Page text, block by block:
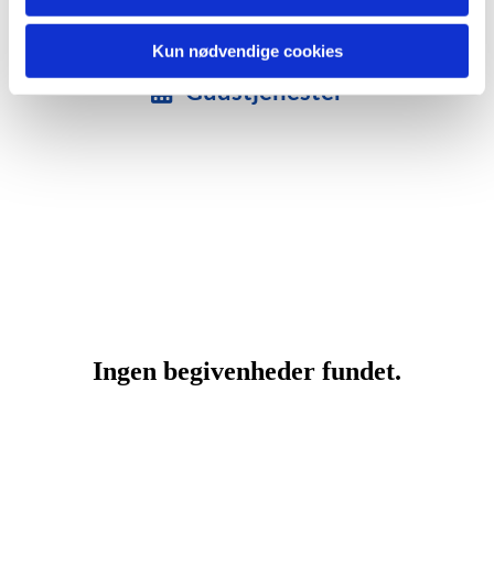
Kun nødvendige cookies
Gudstjenester